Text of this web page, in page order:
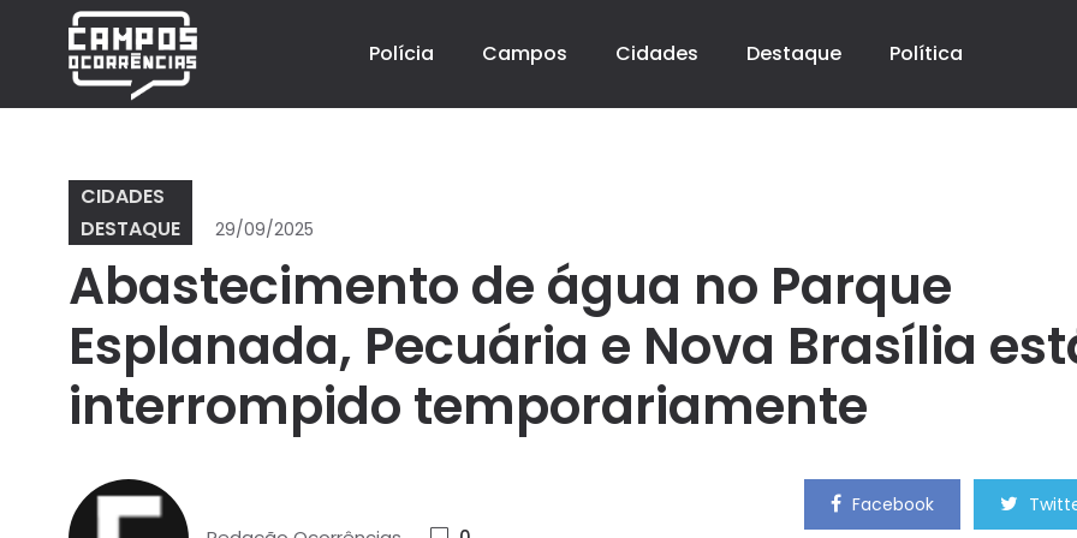
Polícia Campos Cidades Destaque Política
CIDADES
DESTAQUE
29/09/2025
Abastecimento de água no Parque
Esplanada, Pecuária e Nova Brasília
interrompido temporariamente
Facebook